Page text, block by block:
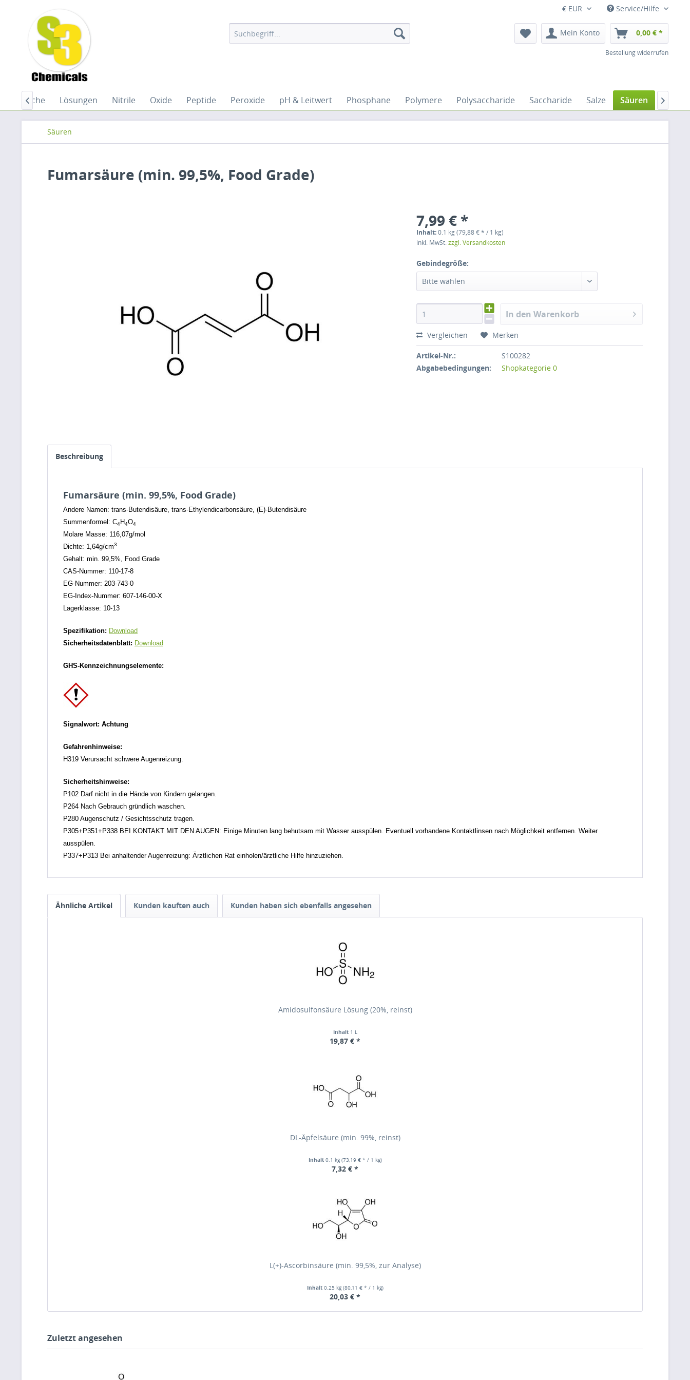
€ EUR Service/Hilfe
Mein Konto 0,00 € *
Bestellung widerrufen
Lösungen Nitrile Oxide Peptide Peroxide pH & Leitwert Phosphane Polymere Polysaccharide Saccharide Salze Säuren Silane
 
Säuren
Fumarsäure (min. 99,5%, Food Grade)
7,99 € *
Inhalt:0.1 kg (79,88 € * / 1 kg)
inkl. MwSt.zzgl. Versandkosten
Gebindegröße:
Bitte wählen
In den Warenkorb
Vergleichen Merken
Artikel-Nr.:
S100282
Abgabebedingungen:
Shopkategorie 0
Beschreibung
Fumarsäure (min. 99,5%, Food Grade)
Andere Namen: trans-Butendisäure, trans-Ethylendicarbonsäure, (E)-Butendisäure
Summenformel: C4H4O4
Molare Masse: 116,07g/mol
Dichte: 1,64g/cm3
Gehalt: min. 99,5%, Food Grade
CAS-Nummer: 110-17-8
EG-Nummer: 203-743-0
EG-Index-Nummer: 607-146-00-X
Lagerklasse: 10-13
Spezifikation: Download
Sicherheitsdatenblatt: Download
GHS-Kennzeichnungselemente:
Signalwort: Achtung
Gefahrenhinweise:
H319 Verursacht schwere Augenreizung.
Sicherheitshinweise:
P102 Darf nicht in die Hände von Kindern gelangen.
P264 Nach Gebrauch gründlich waschen.
P280 Augenschutz / Gesichtsschutz tragen.
P305+P351+P338 BEI KONTAKT MIT DEN AUGEN: Einige Minuten lang behutsam mit Wasser ausspülen. Eventuell vorhandene Kontaktlinsen nach Möglichkeit entfernen. Weiter
ausspülen.
P337+P313 Bei anhaltender Augenreizung: Ärztlichen Rat einholen/ärztliche Hilfe hinzuziehen.
Ähnliche Artikel Kunden kauften auch Kunden haben sich ebenfalls angesehen
Amidosulfonsäure Lösung (20%, reinst)
Inhalt 1 L
19,87 € *
DL-Äpfelsäure (min. 99%, reinst)
Inhalt 0.1 kg(73,19 € * / 1 kg)
7,32 € *
L(+)-Ascorbinsäure (min. 99,5%, zur Analyse)
Inhalt 0.25 kg(80,11 € * / 1 kg)
20,03 € *
Zuletzt angesehen